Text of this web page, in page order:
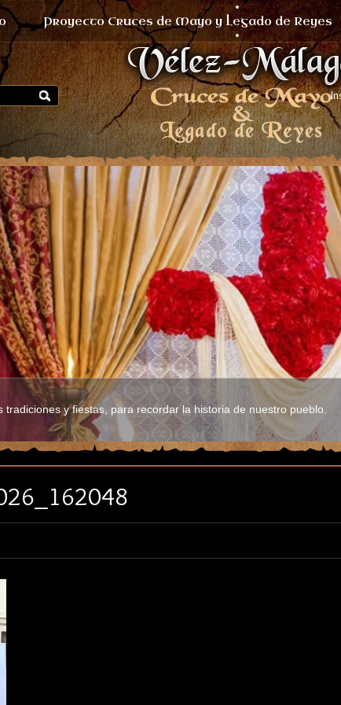
Proyecto Cruces de Mayo y Legado de Reyes
tradiciones y fiestas, para recordar la historia de nuestro pueblo.